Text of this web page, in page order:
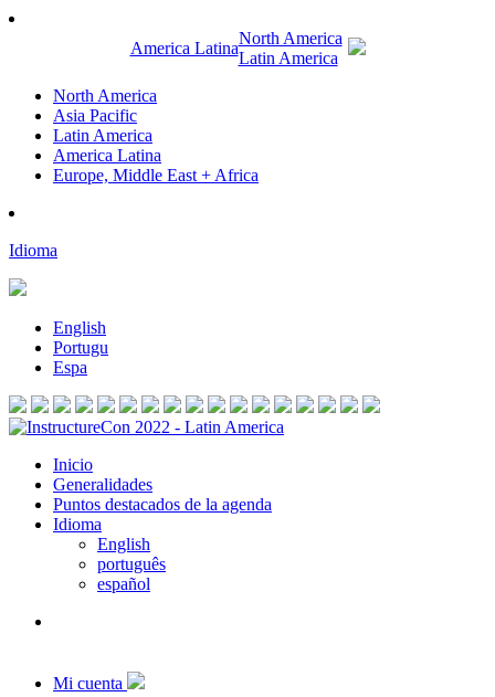
America Latina
North America
Latin America
North America
Asia Pacific
Latin America
America Latina
Europe, Middle East + Africa
Idioma
English
Portugu
Espa
Inicio
Generalidades
Puntos destacados de la agenda
Idioma
English
português
español
Mi cuenta